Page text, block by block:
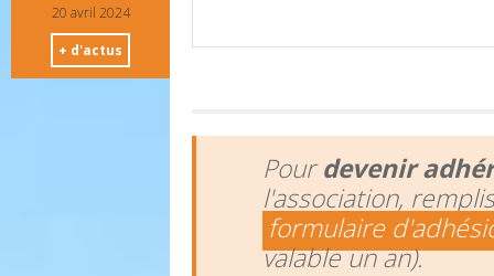
Pourdevenir
l'association,
formulaire
valable un an).
20 avril 2024
+ d'actus